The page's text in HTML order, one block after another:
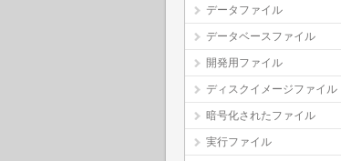
データファイル
データベースファイル
開発用ファイル
ディスクイメージファイル
暗号化されたファイル
実行ファイル